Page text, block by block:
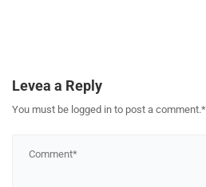
Levea a Reply
You must be logged in to post a comment.*